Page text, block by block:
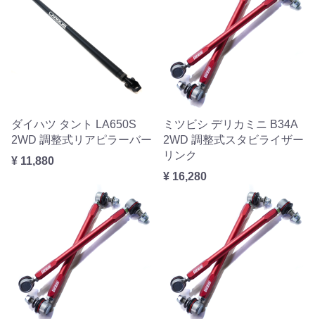
ダイハツ タント LA650S
2WD 調整式リアピラーバー
¥ 11,880
ミツビシ デリカミニ B34A
2WD 調整式スタビライザー
リンク
¥ 16,280